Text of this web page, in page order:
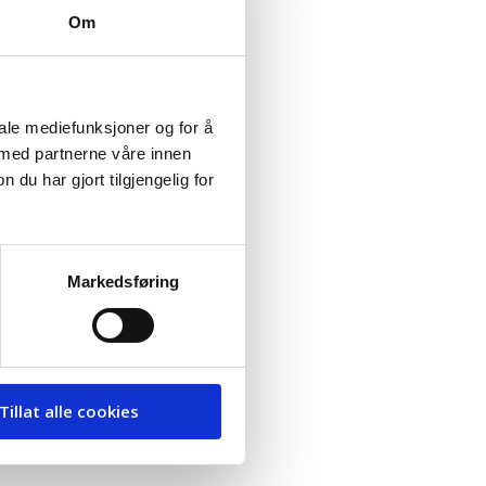
Om
mediefunksjoner og for å
partnerne våre innen
du har gjort tilgjengelig for
Markedsføring
Tillat alle cookies